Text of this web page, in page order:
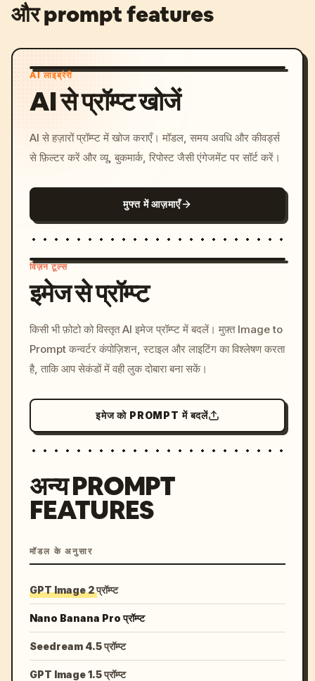
और prompt features
AI लाइब्रेरी
AI से प्रॉम्प्ट खोजें
AI से हज़ारों प्रॉम्प्ट में खोज कराएँ। मॉडल, समय अवधि और कीवर्ड्स
से फ़िल्टर करें और व्यू, बुकमार्क, रिपोस्ट जैसी एंगेजमेंट पर सॉर्ट करें।
मुफ्त में आज़माएँ
c, cyberpunk sunset, neon
colors, 8k --v 6.0
विज़न टूल्स
इमेज से प्रॉम्प्ट
किसी भी फ़ोटो को विस्तृत AI इमेज प्रॉम्प्ट में बदलें। मुफ़्त Image to
Prompt कन्वर्टर कंपोज़िशन, स्टाइल और लाइटिंग का विश्लेषण करता
है, ताकि आप सेकंडों में वही लुक दोबारा बना सकें।
इमेज को PROMPT में बदलें
अन्य PROMPT
FEATURES
मॉडल के अनुसार
GPT Image 2 प्रॉम्प्ट
Nano Banana Pro प्रॉम्प्ट
Seedream 4.5 प्रॉम्प्ट
GPT Image 1.5 प्रॉम्प्ट